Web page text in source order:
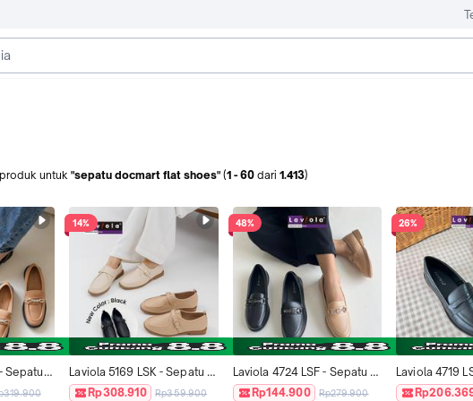
produk untuk "sepatu docmart flat shoes" (1 -60 dari 1.413)
Sepatu
14%
Laviola 5169 LSK - Sepatu
Loafers Docmart Flat
Rp308.910 Rp359.900
48%
Laviola 4724 LSF - Sepatu
Loafers Docmart Flat Black
Rp144.900 Rp279.900
26%
Laviola 4719
Loafers